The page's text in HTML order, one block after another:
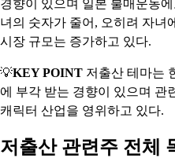
경향이 있으며 일본 불매운동
녀의 숫자가 줄어, 오히려 자녀
시장 규모는 증가하고 있다.
💡KEY POINT 저출산 테마는
에 부각 받는 경향이 있으며 관
캐릭터 산업을 영위하고 있다.
저출산 관련주 전체